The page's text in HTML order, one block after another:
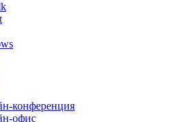
конференция
офис